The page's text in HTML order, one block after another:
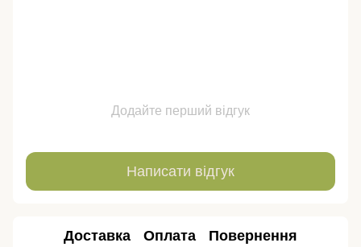
Додайте перший відгук
Написати відгук
Доставка Оплата Повернення